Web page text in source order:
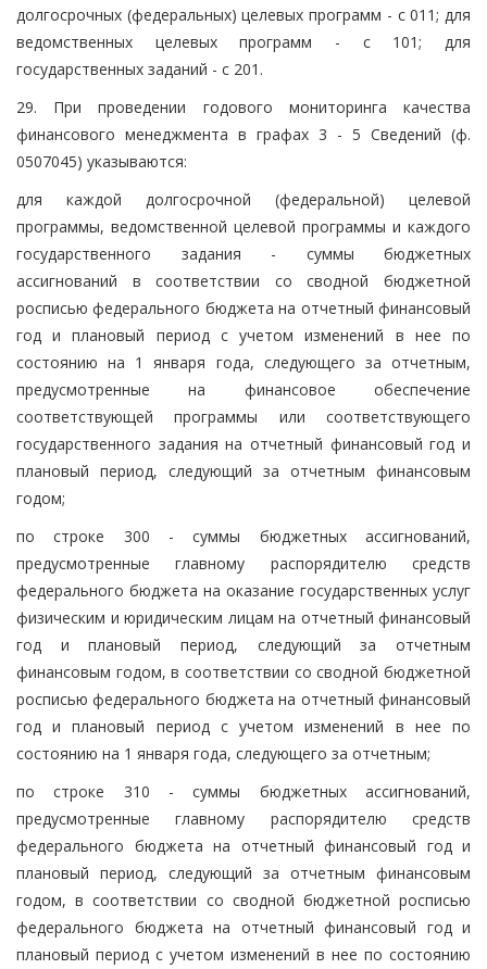
долгосрочных (федеральных) целевых программ - с 011; для
ведомственных целевых программ - с 101; для
государственных заданий - с 201.
29. При проведении годового мониторинга качества
финансового менеджмента в графах 3 - 5 Сведений (ф.
0507045) указываются:
для каждой долгосрочной (федеральной) целевой
программы, ведомственной целевой программы и каждого
государственного задания - суммы бюджетных
ассигнований в соответствии со сводной бюджетной
росписью федерального бюджета на отчетный финансовый
год и плановый период с учетом изменений в нее по
состоянию на 1 января года, следующего за отчетным,
предусмотренные на финансовое обеспечение
соответствующей программы или соответствующего
государственного задания на отчетный финансовый год и
плановый период, следующий за отчетным финансовым
годом;
по строке 300 - суммы бюджетных ассигнований,
предусмотренные главному распорядителю средств
федерального бюджета на оказание государственных услуг
физическим и юридическим лицам на отчетный финансовый
год и плановый период, следующий за отчетным
финансовым годом, в соответствии со сводной бюджетной
росписью федерального бюджета на отчетный финансовый
год и плановый период с учетом изменений в нее по
состоянию на 1 января года, следующего за отчетным;
по строке 310 - суммы бюджетных ассигнований,
предусмотренные главному распорядителю средств
федерального бюджета на отчетный финансовый год и
плановый период, следующий за отчетным финансовым
годом, в соответствии со сводной бюджетной росписью
федерального бюджета на отчетный финансовый год и
плановый период с учетом изменений в нее по состоянию